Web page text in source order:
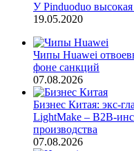
У Pinduoduo
19.05.2020
Чипы Huawei
фоне санкций
07.08.2026
Бизнес Китая: экс-
LightMake – B2B-
производства
07.08.2026